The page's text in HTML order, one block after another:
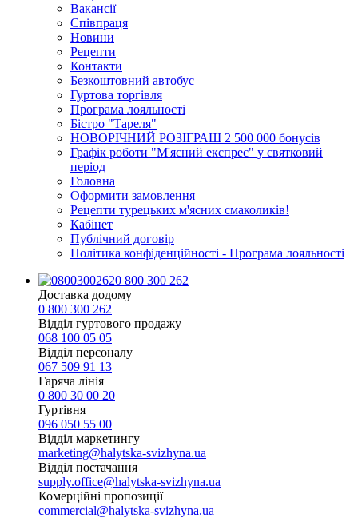
Вакансії
Співпраця
Новини
Рецепти
Контакти
Безкоштовний автобус
Гуртова торгівля
Програма лояльності
Бістро "Тареля"
НОВОРІЧНИЙ РОЗІГРАШ 2 500 000 бонусів
Графік роботи "М'ясний експрес" у святковий
період
Головна
Оформити замовлення
Рецепти турецьких м'ясних смаколиків!
Кабінет
Публічний договір
Політика конфіденційності - Програма лояльності
0 800 300 262
Доставка додому
0 800 300 262
Відділ гуртового продажу
068 100 05 05​
Відділ персоналу
067 509 91 13
Гаряча лінія
0 800 30 00 20
Гуртівня
096 050 55 00
Відділ маркетингу
marketing@halytska-svizhyna.ua
Відділ постачання
supply.office@halytska-svizhyna.ua
Комерційні пропозиції
commercial@halytska-svizhyna.ua